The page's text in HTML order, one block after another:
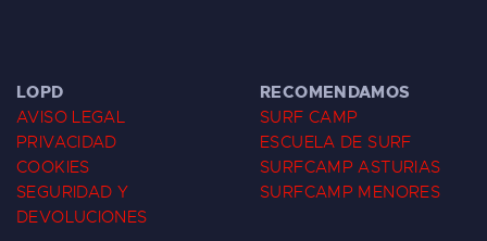
LOPD
AVISO LEGAL
PRIVACIDAD
COOKIES
SEGURIDAD Y
DEVOLUCIONES
RECOMENDAMOS
SURF CAMP
ESCUELA DE SURF
SURFCAMP ASTURIAS
SURFCAMP MENORES